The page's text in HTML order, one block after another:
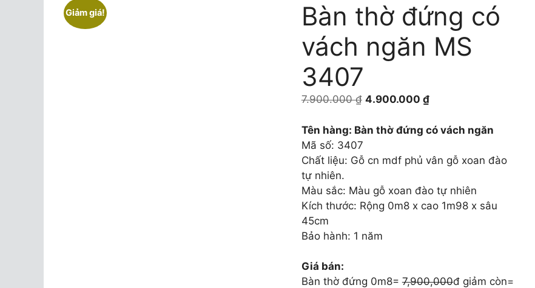
Giảm giá!
Bàn thờ đứng có
vách ngăn MS
3407
7.900.000₫ Giá
là:
4.900.000 ₫Giá
tại
4.900.000 ₫.
Tên hàng: Bàn thờ đứng có vách ngăn
Mã số: 3407
Chất liệu: Gỗ cn mdf phủ vân gỗ xoan đào
tự nhiên.
Màu sắc: Màu gỗ xoan đào tự nhiên
Kích thước: Rộng 0m8 x cao 1m98 x sâu
45cm
Bảo hành: 1 năm
Giá bán:
Bàn thờ đứng 0m8=7,900,000đ giảm còn=